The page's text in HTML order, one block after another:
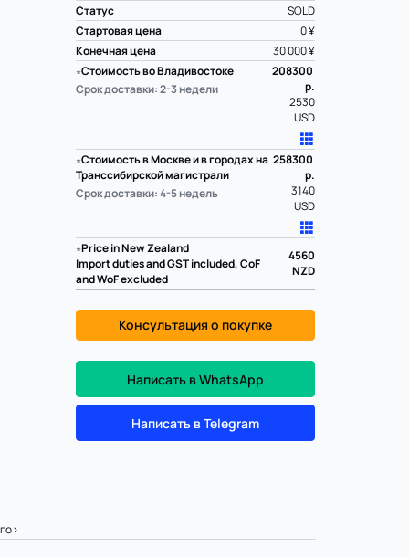
Статус
SOLD
Стартовая цена
0 ¥
Конечная цена
30 000 ¥
∗Стоимость во Владивостоке
Срок доставки: 2-3 недели
208300
р.
2530
USD
∗Стоимость в Москве и в городах на
Транссибирской магистрали
Срок доставки: 4-5 недель
258300
р.
3140
USD
∗Price in New Zealand
Import duties and GST included, CoF
and WoF excluded
4560
NZD
Консультация о покупке
Написать в WhatsApp
Написать в Telegram